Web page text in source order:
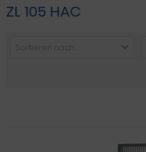
ZL 105 HAC
Sortieren nach ...